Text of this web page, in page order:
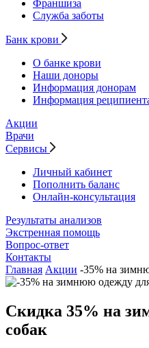
Франшиза
Служба заботы
Банк крови
О банке крови
Наши доноры
Информация донорам
Информация
Акции
Врачи
Сервисы
Личный кабинет
Пополнить баланс
Онлайн-консультация
Результаты анализов
Экстренная помощь
Вопрос-ответ
Контакты
Главная Акции -35% на
Скидка 35% на
собак